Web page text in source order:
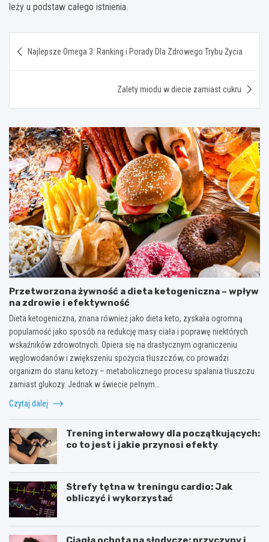
leży u podstaw całego istnienia.
wpisu
Najlepsze Omega 3: Ranking i Porady Dla Zdrowego Trybu Życia
Zalety miodu w diecie zamiast cukru
Przetworzona żywność a dieta ketogeniczna – wpływ
na zdrowie i efektywność
Dieta ketogeniczna, znana również jako dieta keto, zyskała ogromną
popularność jako sposób na redukcję masy ciała i poprawę niektórych
wskaźników zdrowotnych. Opiera się na drastycznym ograniczeniu
węglowodanów i zwiększeniu spożycia tłuszczów, co prowadzi
organizm do stanu ketozy – metabolicznego procesu spalania tłuszczu
zamiast glukozy. Jednak w świecie pełnym…
Czytaj dalej
Trening interwałowy dla początkujących:
co to jest i jakie przynosi efekty
Strefy tętna w treningu cardio: Jak
obliczyć i wykorzystać